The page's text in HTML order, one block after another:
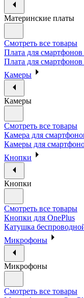
Материнские платы
Смотреть все товары
Плата для
Плата для смартфонов
Камеры
Камеры
Смотреть все товары
Камера для
Камеры для
Кнопки
Кнопки
Смотреть все товары
Кнопки для OnePlus
Катушка
Микрофоны
Микрофоны
Смотреть все товары